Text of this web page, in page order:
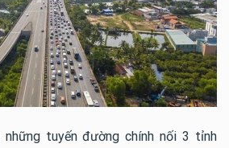
tuyến đường chính nối 3 tỉnh